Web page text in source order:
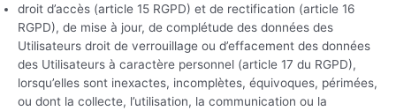
droit d’accès (article 15 RGPD) et de rectification (article 16
RGPD), de mise à jour, de complétude des données des
Utilisateurs droit de verrouillage ou d’effacement des données
des Utilisateurs à caractère personnel (article 17 du RGPD),
lorsqu’elles sont inexactes, incomplètes, équivoques, périmées,
ou dont la collecte, l’utilisation, la communication ou la